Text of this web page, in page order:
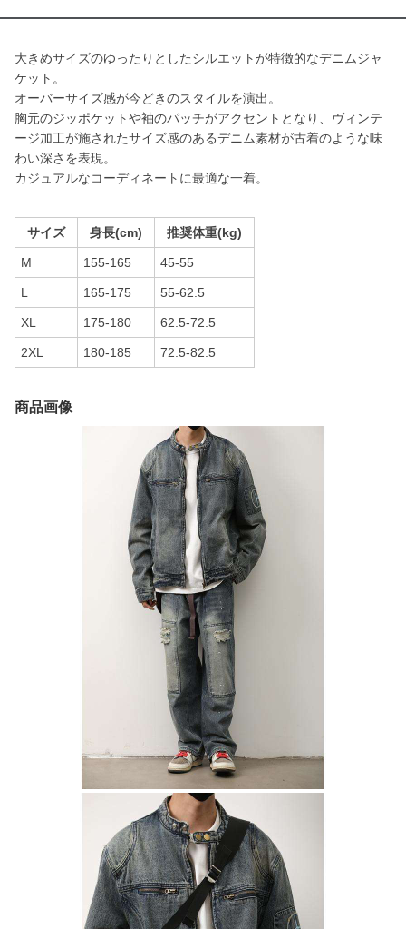
大きめサイズのゆったりとしたシルエットが特徴的なデニムジャ
ケット。
オーバーサイズ感が今どきのスタイルを演出。
胸元のジッポケットや袖のパッチがアクセントとなり、ヴィンテ
ージ加工が施されたサイズ感のあるデニム素材が古着のような味
わい深さを表現。
カジュアルなコーディネートに最適な一着。
サイズ 身長(cm) 推奨体重(kg)
M 155-165 45-55
L 165-175 55-62.5
XL 175-180 62.5-72.5
2XL 180-185 72.5-82.5
商品画像